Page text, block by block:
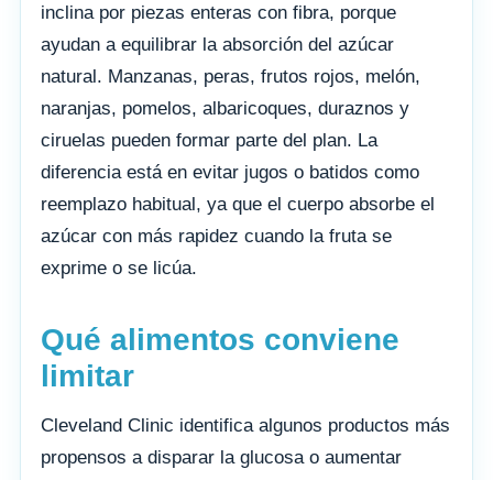
inclina por piezas enteras con fibra, porque
ayudan a equilibrar la absorción del azúcar
natural. Manzanas, peras, frutos rojos, melón,
naranjas, pomelos, albaricoques, duraznos y
ciruelas pueden formar parte del plan. La
diferencia está en evitar jugos o batidos como
reemplazo habitual, ya que el cuerpo absorbe el
azúcar con más rapidez cuando la fruta se
exprime o se licúa.
Qué alimentos conviene
limitar
Cleveland Clinic identifica algunos productos más
propensos a disparar la glucosa o aumentar